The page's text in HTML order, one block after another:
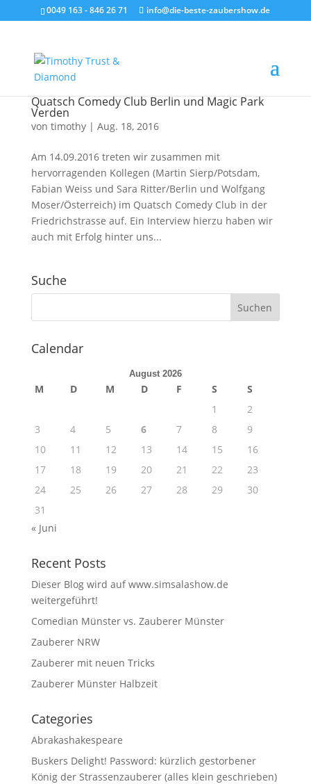
0049 163 - 846 26 71 info@die-beste-zaubershow.de
Quatsch Comedy Club Berlin und Magic Park
Verden
von timothy| Aug. 18, 2016
Am 14.09.2016 treten wir zusammen mit
hervorragenden Kollegen (Martin Sierp/Potsdam,
Fabian Weiss und Sara Ritter/Berlin und Wolfgang
Moser/Österreich) im Quatsch Comedy Club in der
Friedrichstrasse auf. Ein Interview hierzu haben wir
auch mit Erfolg hinter uns...
Suche
Calendar
August 2026
M D M D F S
S
1
2
3
4 5 6 7 8
9
10
11 12 13 14 15
16
17
18 19 20 21 22
23
24
25 26 27 28 29
30
31
« Juni
Recent Posts
Dieser Blog wird auf www.simsalashow.de
weitergeführt!
Comedian Münster vs. Zauberer Münster
Zauberer NRW
Zauberer mit neuen Tricks
Zauberer Münster Halbzeit
Categories
Abrakashakespeare
Buskers Delight! Password: kürzlich gestorbener
König der Strassenzauberer (alles klein geschrieben)